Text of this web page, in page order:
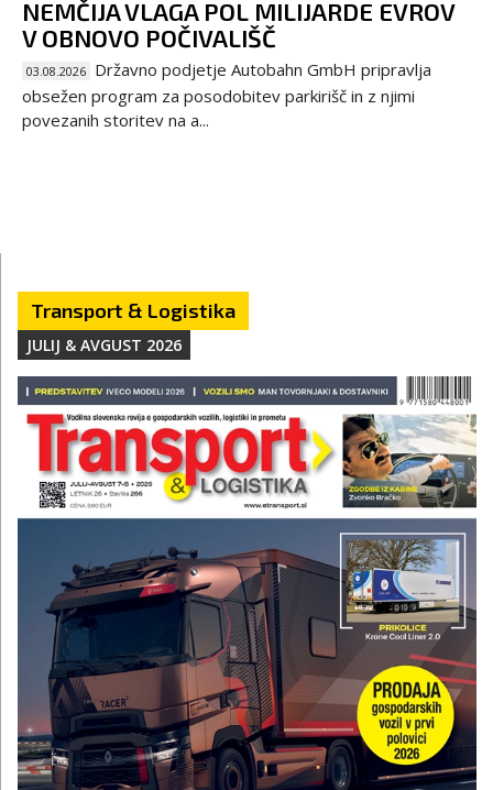
NEMČIJA VLAGA POL MILIJARDE EVROV
V OBNOVO POČIVALIŠČ
03.08.2026 Državno podjetje Autobahn GmbH pripravlja
obsežen program za posodobitev parkirišč in z njimi
povezanih storitev na a...
Transport & Logistika
JULIJ & AVGUST 2026